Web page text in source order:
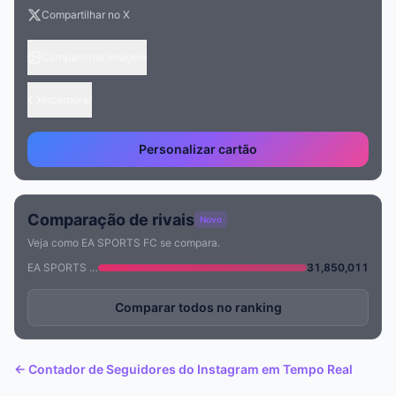
Compartilhar no X
Personalizar cartão
Comparação de rivais Novo
Veja como EA SPORTS FC se compara.
EA SPORTS FC
31,850,011
Comparar todos no ranking
← Contador de Seguidores do Instagram em Tempo Real